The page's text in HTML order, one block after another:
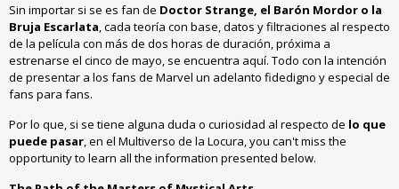
Sin importar si se es fan de Doctor Strange, el Barón Mordor o la
Bruja Escarlata, cada teoría con base, datos y filtraciones al respecto
de la película con más de dos horas de duración, próxima a
estrenarse el cinco de mayo, se encuentra aquí. Todo con la intención
de presentar a los fans de Marvel un adelanto fidedigno y especial de
fans para fans.
Por lo que, si se tiene alguna duda o curiosidad al respecto de lo que
puede pasar, en el Multiverso de la Locura, you can't miss the
opportunity to learn all the information presented below.